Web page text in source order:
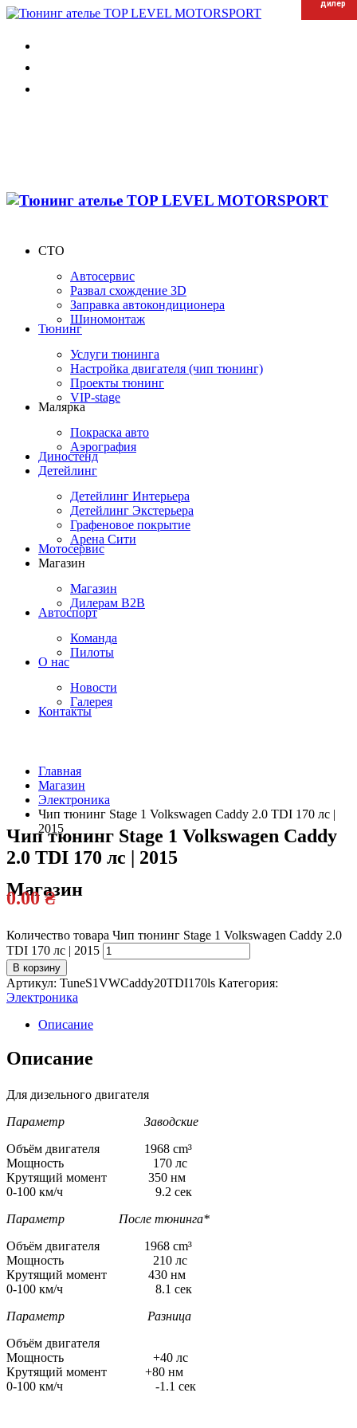
СТО
Автосервис
Развал схождение 3D
Заправка автокондиционера
Шиномонтаж
Тюнинг
Услуги тюнинга
Настройка двигателя (чип тюнинг)
Проекты тюнинг
VIP-stage
Малярка
Покраска авто
Аэрография
Диностенд
Детейлинг
Детейлинг Интерьера
Детейлинг Экстерьера
Графеновое покрытие
Арена Сити
Мотосервис
Магазин
Магазин
Дилерам B2B
Автоспорт
Команда
Пилоты
О нас
Новости
Галерея
Контакты
Главная
Магазин
Электроника
Чип тюнинг Stage 1 Volkswagen Caddy 2.0 TDI 170 лс |
2015
Магазин
Чип тюнинг Stage 1 Volkswagen Caddy
2.0 TDI 170 лс | 2015
0.00₴
Количество товара Чип тюнинг Stage 1 Volkswagen Caddy 2.0
TDI 170 лс | 2015
В корзину
Артикул: TuneS1VWCaddy20TDI170ls Категория:
Электроника
Описание
Описание
Для дизельного двигателя
Параметр Заводские
Объём двигателя 1968 cm³
Мощность 170 лс
Крутящий момент 350 нм
0-100 км/ч 9.2 сек
Параметр После тюнинга*
Объём двигателя 1968 cm³
Мощность 210 лс
Крутящий момент 430 нм
0-100 км/ч 8.1 сек
Параметр Разница
Объём двигателя
Мощность +40 лс
Крутящий момент +80 нм
0-100 км/ч -1.1 сек
дилер
дилер
дилер